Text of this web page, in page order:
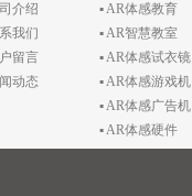
介绍
我们
留言
动态
▪ AR体感教育
▪ AR智慧教室
▪ AR体感试衣镜
▪ AR体感游戏机
▪ AR体感广告机
▪ AR体感硬件